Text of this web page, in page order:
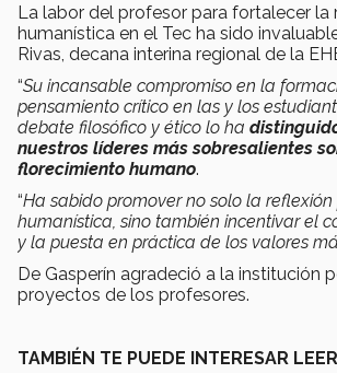
La labor del profesor para fortalecer la
humanística en el Tec ha sido
Rivas, decana interina regional de la
“Su incansable compromiso en la
pensamiento crítico en las y los
debate filosófico y ético lo ha
nuestros líderes más sobresalientes
florecimiento humano.
“Ha sabido promover no solo la
humanística, sino también incentivar el
y la puesta en práctica de los valores
De Gasperín agradeció a la institución
proyectos de los profesores.
TAMBIÉN TE PUEDE INTERESAR